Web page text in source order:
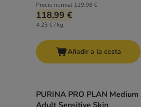
Precio normal 119,98 €
118,99 €
4,25 € / kg
Añadir a la cesta
PURINA PRO PLAN Medium